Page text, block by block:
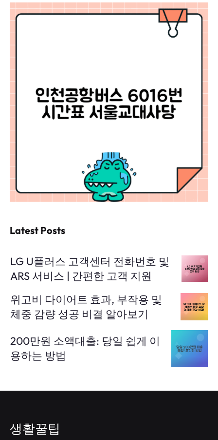
Latest Posts
LG U플러스 고객센터 전화번호 및
ARS 서비스 | 간편한 고객 지원
위고비 다이어트 효과, 부작용 및
체중 감량 성공 비결 알아보기
200만원 소액대출: 당일 쉽게 이
용하는 방법
생활꿀팁